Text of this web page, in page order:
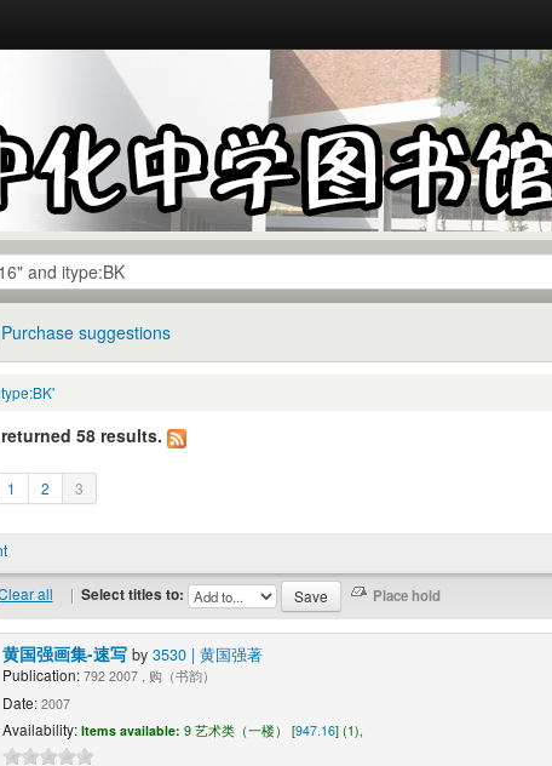
Purchase suggestions
58 results.
1 2 3
all | Select titles to:
黄国强画集-速写 by 3530 | 黄国强著
Publication:792 2007 , 购（书韵）
Date:2007
Availability: Items available: 9 艺术类（一楼） [947.16] (1),